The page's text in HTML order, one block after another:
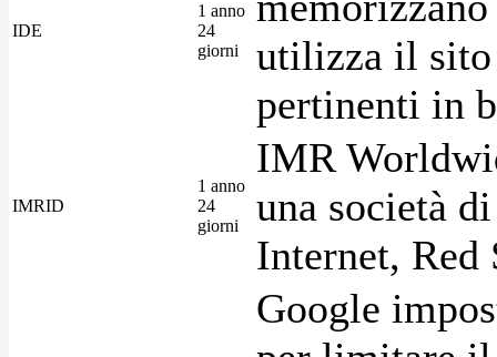
IDE
1 anno
24
giorni
utilizza il sito
pertinenti in
IMRID
1 anno
24
giorni
IMR
una società
Internet, Red
Google